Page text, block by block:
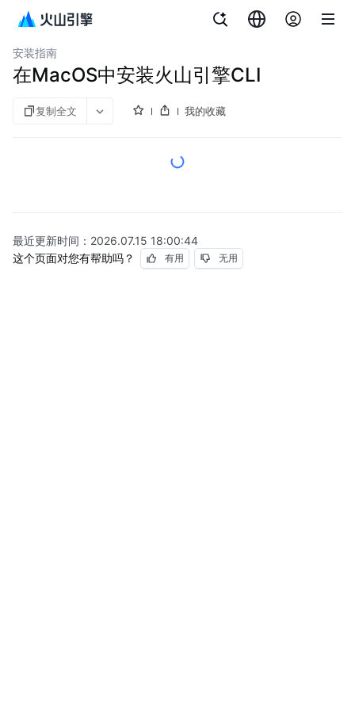
CLI工具
安装指南
在MacOS中安装火山引擎CLI
复制全文 我的收藏
最近更新时间： 2026.07.15 18:00:44
这个页面对您有帮助吗？
有用 无用